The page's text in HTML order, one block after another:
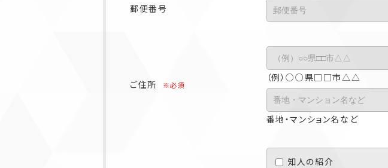
郵便番号
ご住所 ※必須
（例）○○県□□市△△
番地・マンション名など
知人の紹介